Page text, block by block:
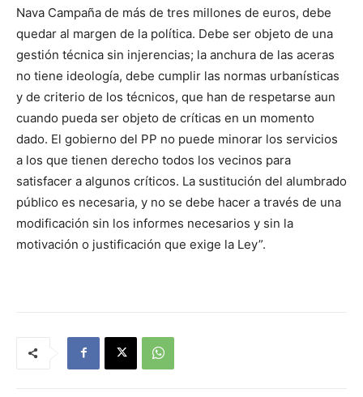
Nava Campaña de más de tres millones de euros, debe
quedar al margen de la política. Debe ser objeto de una
gestión técnica sin injerencias; la anchura de las aceras
no tiene ideología, debe cumplir las normas urbanísticas
y de criterio de los técnicos, que han de respetarse aun
cuando pueda ser objeto de críticas en un momento
dado. El gobierno del PP no puede minorar los servicios
a los que tienen derecho todos los vecinos para
satisfacer a algunos críticos. La sustitución del alumbrado
público es necesaria, y no se debe hacer a través de una
modificación sin los informes necesarios y sin la
motivación o justificación que exige la Ley”.